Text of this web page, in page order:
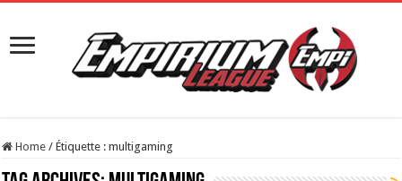
Home / Étiquette :multigaming